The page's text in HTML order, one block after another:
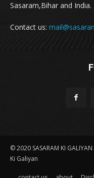
Sasaram,Bihar and India.
Contact us:
© 2020 SASARAM KI
Ki Galiyan